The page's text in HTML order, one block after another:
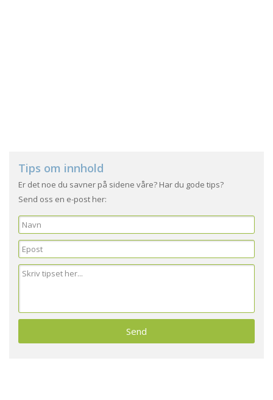
Tips om innhold
Er det noe du savner på sidene våre? Har du gode tips?
Send oss en e-post her: